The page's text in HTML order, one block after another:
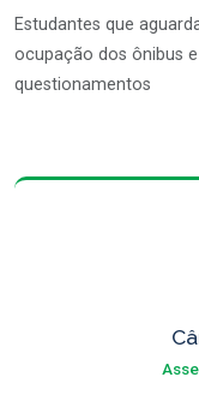
Estudantes que
ocupação dos ônibus
questionamentos